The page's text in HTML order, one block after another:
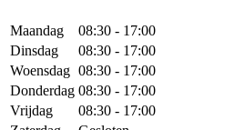
Maandag
08:30 - 17:00
Dinsdag
08:30 - 17:00
Woensdag 08:30 - 17:00
Donderdag 08:30 - 17:00
Vrijdag
08:30 - 17:00